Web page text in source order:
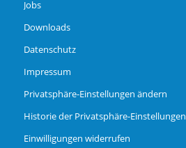
Jobs
Downloads
Datenschutz
Impressum
Privatsphäre-Einstellungen ändern
Historie der Privatsphäre-Einstellungen
Einwilligungen widerrufen